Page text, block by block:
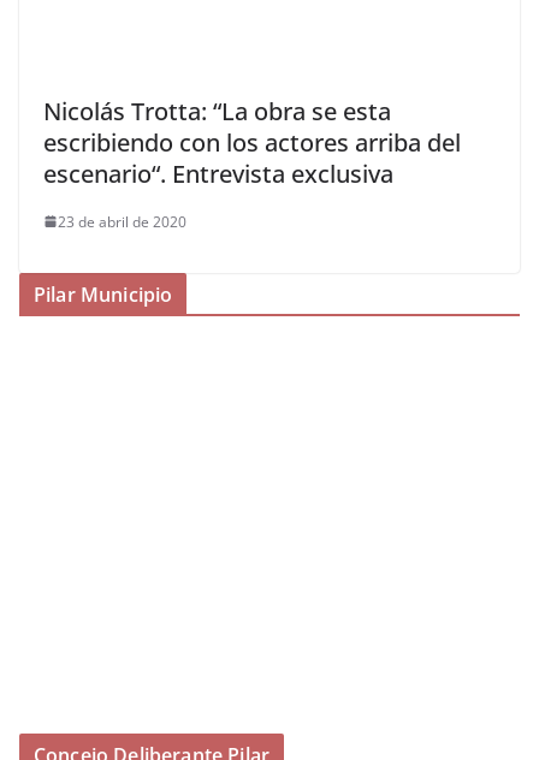
Nicolás Trotta: “La obra se esta
escribiendo con los actores arriba del
escenario“. Entrevista exclusiva
23 de abril de 2020
Pilar Municipio